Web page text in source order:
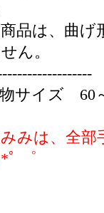
品は、曲げ
ん。
サイズ 60
みは、全部
ﾟ ゜